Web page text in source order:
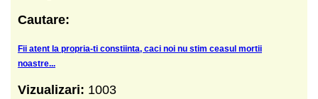
Cautare:
Fii atent la propria-ti constiinta, caci noi nu stim ceasul mortii
noastre...
Vizualizari: 1003